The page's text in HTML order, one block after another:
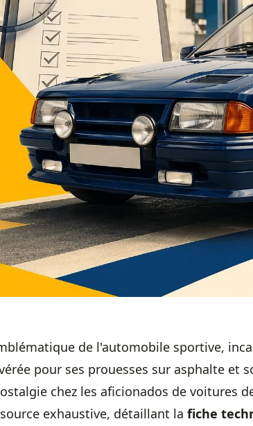
de l'automobile sportive,
pour ses prouesses sur asphalte et
chez les aficionados de voitures
exhaustive, détaillant la fiche